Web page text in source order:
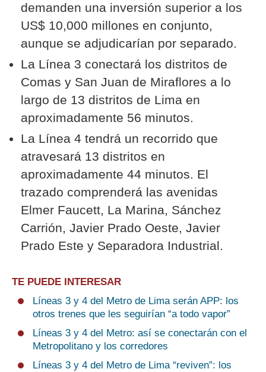
demanden una inversión superior a los
US$ 10,000 millones en conjunto,
aunque se adjudicarían por separado.
La Línea 3 conectará los distritos de
Comas y San Juan de Miraflores a lo
largo de 13 distritos de Lima en
aproximadamente 56 minutos.
La Línea 4 tendrá un recorrido que
atravesará 13 distritos en
aproximadamente 44 minutos. El
trazado comprenderá las avenidas
Elmer Faucett, La Marina, Sánchez
Carrión, Javier Prado Oeste, Javier
Prado Este y Separadora Industrial.
TE PUEDE INTERESAR
Líneas 3 y 4 del Metro de Lima serán APP: los
otros trenes que les seguirían “a todo vapor”
Líneas 3 y 4 del Metro: así se conectarán con el
Metropolitano y los corredores
Líneas 3 y 4 del Metro de Lima “reviven”: los